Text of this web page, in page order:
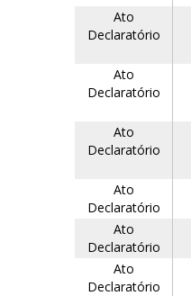
Ato
Declaratório
Ato
Declaratório
Ato
Declaratório
Ato
Declaratório
Ato
Declaratório
Ato
Declaratório